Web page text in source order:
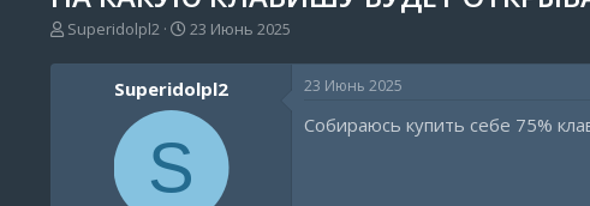
А
т
Superidolpl2
Д
т
а
н
ч
а
23 Июнь 2025
Superidolpl2
S
23 Июнь 2025
Собираюсь купить себе 75%